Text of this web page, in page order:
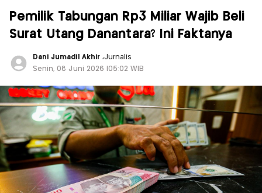
Pemilik Tabungan Rp3 Miliar Wajib Beli
Surat Utang Danantara? Ini Faktanya
Dani Jumadil Akhir ,Jurnalis
Senin, 08 Juni 2026 |05:02 WIB